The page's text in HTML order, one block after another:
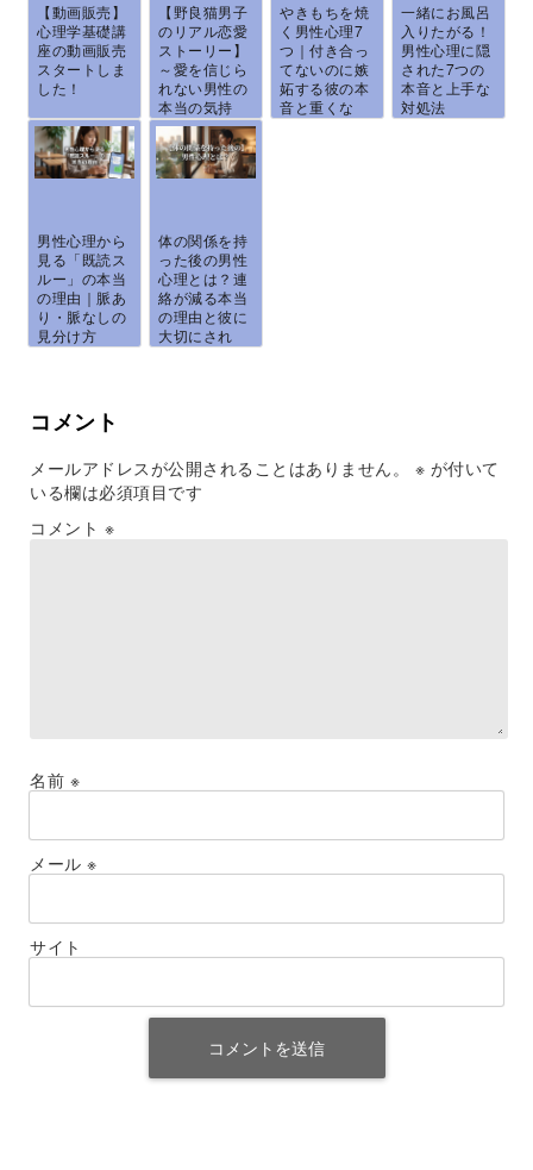
【動画販売】
心理学基礎講
座の動画販売
スタートしま
した！
【野良猫男子
のリアル恋愛
ストーリー】
～愛を信じら
れない男性の
本当の気持
ち...
やきもちを焼
く男性心理7
つ｜付き合っ
てないのに嫉
妬する彼の本
音と重くな
ら...
一緒にお風呂
入りたがる！
男性心理に隠
された7つの
本音と上手な
対処法
男性心理から
見る「既読ス
ルー」の本当
の理由｜脈あ
り・脈なしの
見分け方
と、...
体の関係を持
った後の男性
心理とは？連
絡が減る本当
の理由と彼に
大切にされ
る...
コメント
メールアドレスが公開されることはありません。 ※ が付いて
いる欄は必須項目です
コメント ※
名前 ※
メール ※
サイト